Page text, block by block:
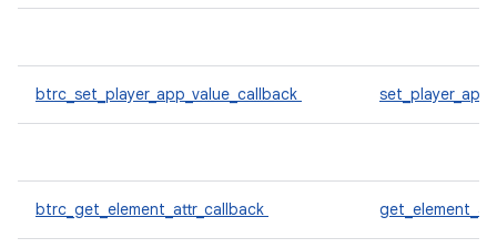
btrc_set_player_app_value_callback
btrc_get_element_attr_callback